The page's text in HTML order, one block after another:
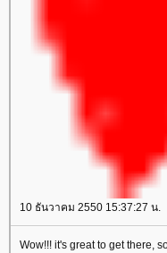
10 ธันวาคม 2550 15:37:27 น.
Wow!!! it's great to get there,